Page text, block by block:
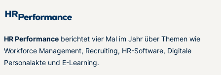
HR Performance berichtet vier Mal im Jahr über Themen wie
Workforce Management, Recruiting, HR-Software, Digitale
Personalakte und E-Learning.